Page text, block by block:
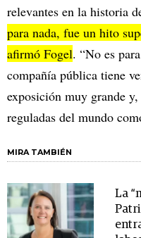
relevantes en la historia
para nada, fue un hito
afirmó Fogel. “No es
compañía pública tiene
exposición muy grande
reguladas del mundo
MIRA TAMBIÉN
La